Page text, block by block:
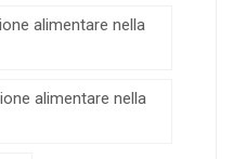
alimentare nella
alimentare nella